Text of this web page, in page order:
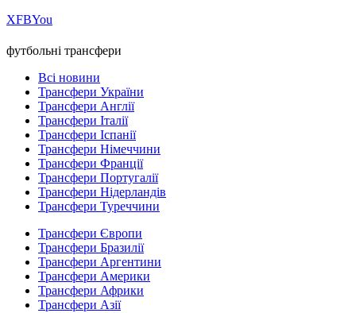
ХFBYou
футбольні трансфери
Всі новини
Трансфери України
Трансфери Англії
Трансфери Італії
Трансфери Іспанії
Трансфери Німеччини
Трансфери Франції
Трансфери Португалії
Трансфери Нідерландів
Трансфери Туреччини
Трансфери Європи
Трансфери Бразилії
Трансфери Аргентини
Трансфери Америки
Трансфери Африки
Трансфери Азії